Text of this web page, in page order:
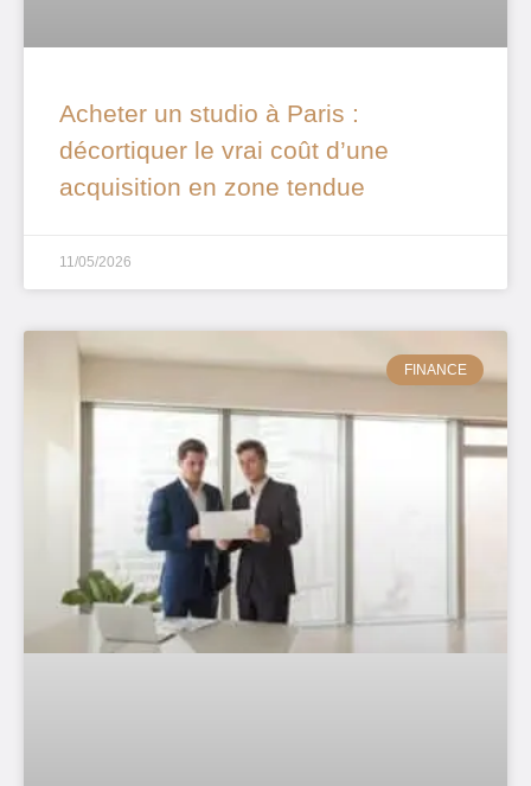
Acheter un studio à Paris :
décortiquer le vrai coût d’une
acquisition en zone tendue
11/05/2026
FINANCE